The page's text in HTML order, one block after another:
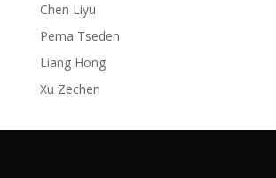
Chen Liyu
Pema Tseden
Liang Hong
Xu Zechen